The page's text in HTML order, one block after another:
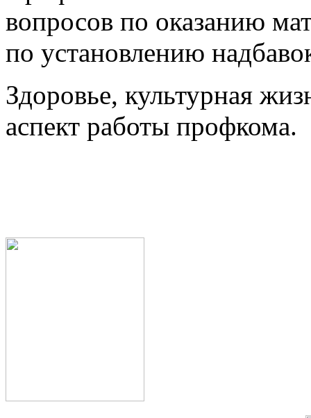
вопросов по оказанию
по установлению
Здоровье, культурная
аспект работы профкома.